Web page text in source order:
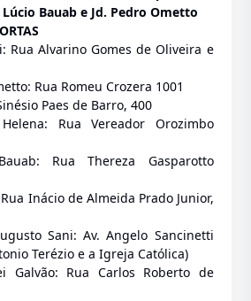
Bauab e Jd. Pedro Ometto
Rua Alvarino Gomes de Oliveira e
Rua Romeu Crozera 1001
Paes de Barro, 400
Rua Vereador Orozimbo
Rua Thereza Gasparotto
Inácio de Almeida Prado Junior,
Sani: Av. Angelo Sancinetti
Terézio e a Igreja Católica)
Galvão: Rua Carlos Roberto de